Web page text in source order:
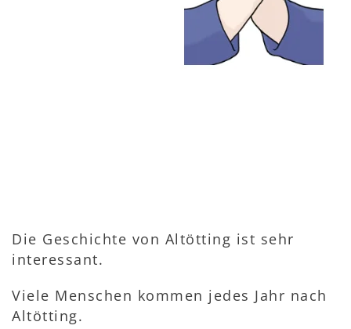
Die Geschichte von Altötting ist sehr
interessant.
Viele Menschen kommen jedes Jahr nach
Altötting.